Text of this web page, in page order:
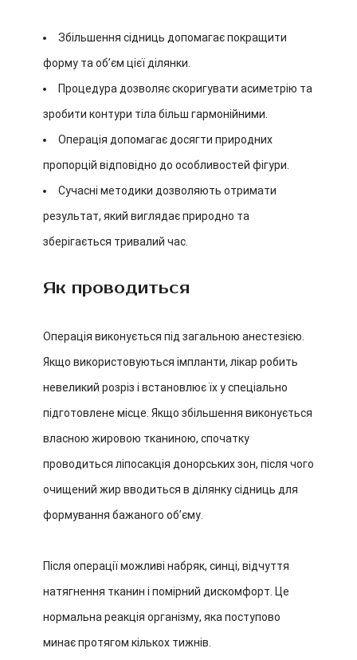
Збільшення сідниць допомагає покращити
форму та об’єм цієї ділянки.
Процедура дозволяє скоригувати асиметрію та
зробити контури тіла більш гармонійними.
Операція допомагає досягти природних
пропорцій відповідно до особливостей фігури.
Сучасні методики дозволяють отримати
результат, який виглядає природно та
зберігається тривалий час.
Як проводиться
Операція виконується під загальною анестезією.
Якщо використовуються імпланти, лікар робить
невеликий розріз і встановлює їх у спеціально
підготовлене місце. Якщо збільшення виконується
власною жировою тканиною, спочатку
проводиться ліпосакція донорських зон, після чого
очищений жир вводиться в ділянку сідниць для
формування бажаного об’єму.
Після операції можливі набряк, синці, відчуття
натягнення тканин і помірний дискомфорт. Це
нормальна реакція організму, яка поступово
минає протягом кількох тижнів.